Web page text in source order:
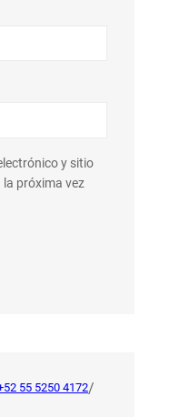
y sitio
próxima vez
55 5250 4172/